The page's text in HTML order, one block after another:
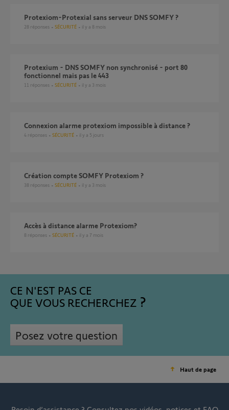
Protexiom-Protexial sans serveur DNS SOMFY ?
28 réponses SÉCURITÉ il y a 8 mois
Protexium - DNS SOMFY non synchronisé - port 80
fonctionnel mais pas le 443
11 réponses SÉCURITÉ il y a 3 mois
Connexion alarme protexiom impossible à distance ?
4 réponses SÉCURITÉ il y a 5 jours
création compte SOMFY Protexiom ?
38 réponses SÉCURITÉ il y a 3 mois
Accès à distance alarme Protexiom?
8 réponses SÉCURITÉ il y a 7 mois
CE N'EST PAS CE
QUE VOUS RECHERCHEZ
Posez votre question
Haut de page